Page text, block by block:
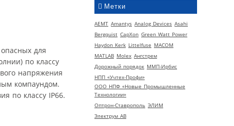
Метки
AEMT Amantys Analog Devices Asahi
Bergquist CapXon Green Watt Power
Haydon Kerk Littelfuse MACOM
MATLAB Molex Ангстрем
Дорожный порядок ММП-Ирбис
НПП «Учтех-Профи»
ООО НПФ «Новые Промышленные
Технологии»
Оптрон-Ставрополь ЭЛИМ
Электрум АВ
для
по классу
напряжения
компаундом.
по классу IP66.